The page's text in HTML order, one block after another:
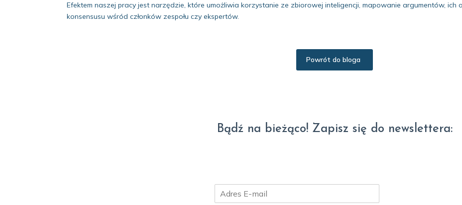
Efektem naszej pracy jest narzędzie, które umożliwia korzystanie ze zbiorowej inteligencji, mapowanie argumentów, ich
konsensusu wśród członków zespołu czy ekspertów.
Powrót do bloga
Bądź na bieżąco! Zapisz się do newslettera:
m